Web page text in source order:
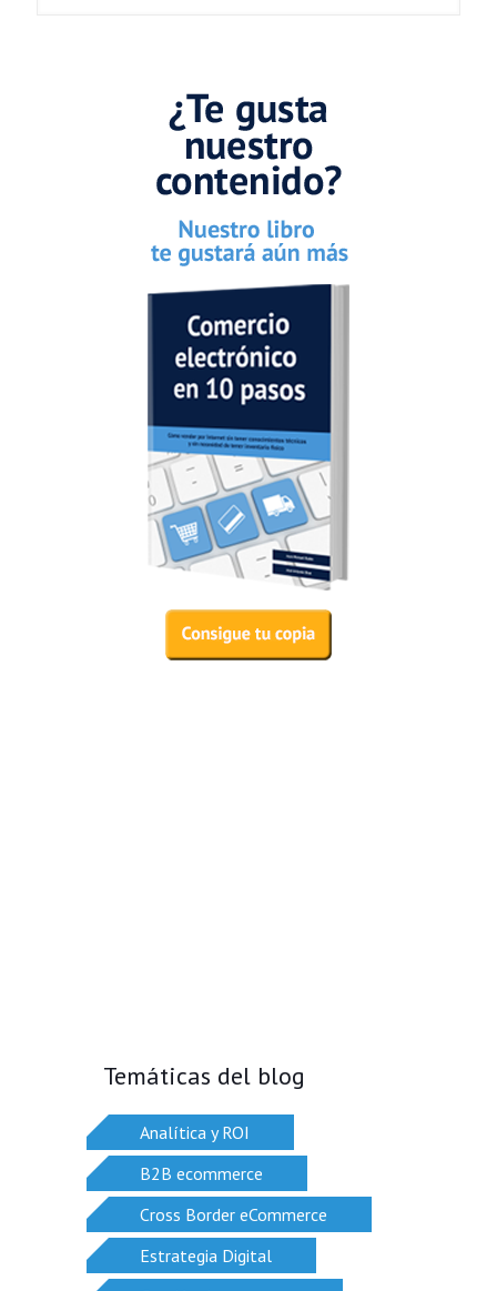
Temáticas del blog
Analítica y ROI
B2B ecommerce
Cross Border eCommerce
Estrategia Digital